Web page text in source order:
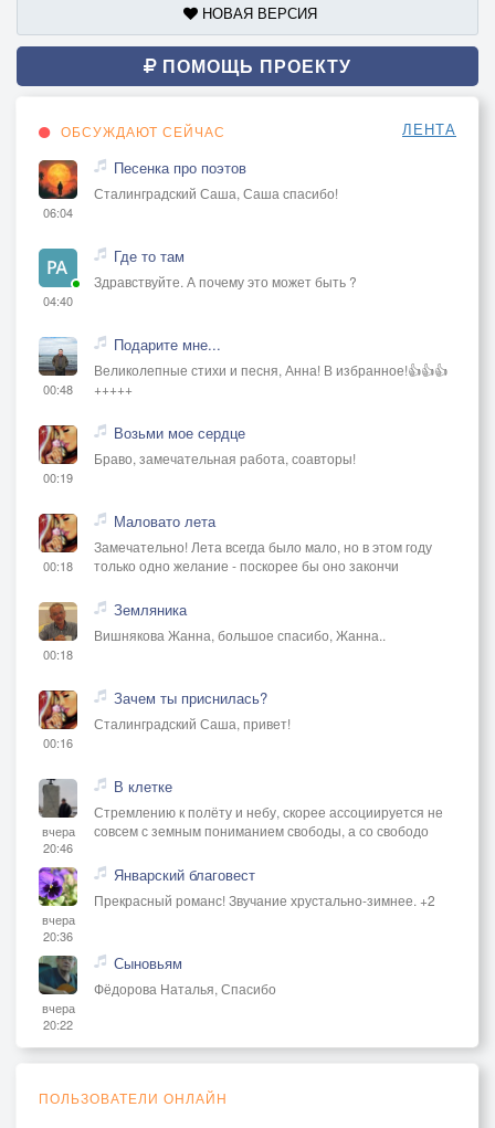
НОВАЯ ВЕРСИЯ
ПОМОЩЬ ПРОЕКТУ
ОБСУЖДАЮТ СЕЙЧАС ЛЕНТА
06:04
Песенка про поэтов
Сталинградский Саша, Саша спасибо!
04:40
Где то там
Здравствуйте. А почему это может быть ?
00:48
Подарите мне...
Великолепные стихи и песня, Анна! В избранное!👍👍👍
+++++
00:19
Возьми мое сердце
Браво, замечательная работа, соавторы!
00:18
Маловато лета
Замечательно! Лета всегда было мало, но в этом году
только одно желание - поскорее бы оно закончи
00:18
Земляника
Вишнякова Жанна, большое спасибо, Жанна..
00:16
Зачем ты приснилась?
Сталинградский Саша, привет!
вчера
20:46
В клетке
Стремлению к полёту и небу, скорее ассоциируется не
совсем с земным пониманием свободы, а со свободо
вчера
20:36
Январский благовест
Прекрасный романс! Звучание хрустально-зимнее. +2
вчера
20:22
Сыновьям
Фёдорова Наталья, Спасибо
ПОЛЬЗОВАТЕЛИ ОНЛАЙН